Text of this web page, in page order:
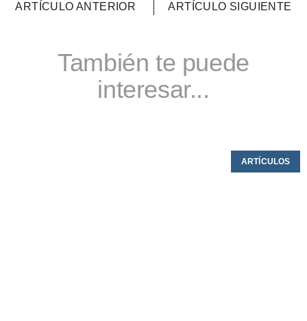
ARTÍCULO ANTERIOR ARTÍCULO SIGUIENTE
También te puede
interesar...
ARTÍCULOS